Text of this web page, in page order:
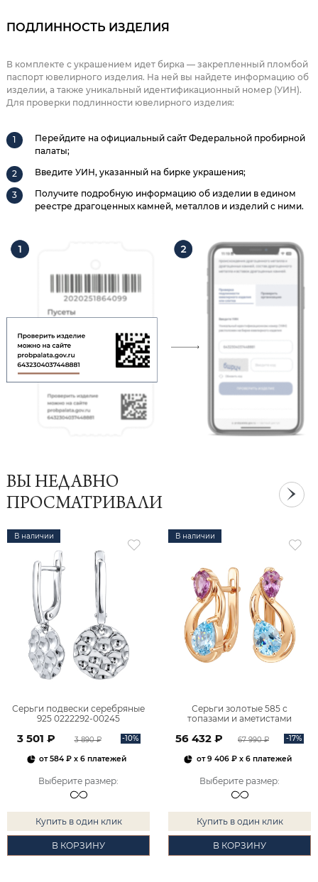
ПОДЛИННОСТЬ ИЗДЕЛИЯ
В комплекте с украшением идет бирка — закрепленный пломбой
паспорт ювелирного изделия. На ней вы найдете информацию об
изделии, а также уникальный идентификационный номер (УИН).
Для проверки подлинности ювелирного изделия:
Перейдите на официальный сайт Федеральной пробирной
палаты;
Введите УИН, указанный на бирке украшения;
Получите подробную информацию об изделии в едином
реестре драгоценных камней, металлов и изделий с ними.
ВЫ НЕДАВНО
ПРОСМАТРИВАЛИ
В наличии
Серьги подвески серебряные
925 0222292-00245
3 501 ₽ 3 890 ₽ -10%
от584 ₽ x 6 платежей
Выберите размер:
Купить в один клик
В КОРЗИНУ
В наличии
Серьги золотые 585 с
топазами и аметистами
56 432 ₽ 67 990 ₽ -17%
от9 406 ₽x 6 платежей
Выберите размер:
Купить в один клик
В КОРЗИНУ